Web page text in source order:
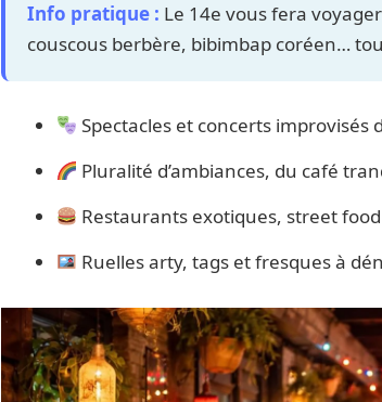
Info pratique : Le 14e vous fera
couscous berbère, bibimbap coréen…
Spectacles et concerts improvisés
Pluralité d’ambiances, du café
Restaurants exotiques, street
Ruelles arty, tags et fresques à